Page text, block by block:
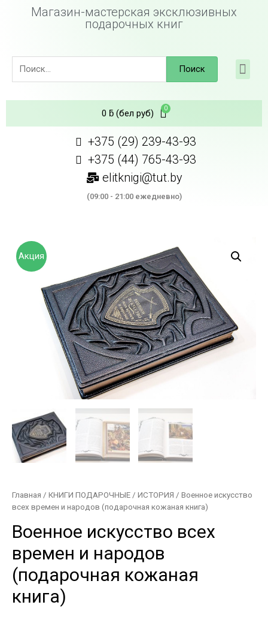
Магазин-мастерская эксклюзивных
подарочных книг
Поиск
0 ƃ(бел руб)
+375 (29) 239-43-93
+375 (44) 765-43-93
elitknigi@tut.by
(09:00 - 21:00 ежедневно)
Акция
Главная / КНИГИ ПОДАРОЧНЫЕ / ИСТОРИЯ / Военное искусство
всех времен и народов (подарочная кожаная книга)
Военное искусство всех
времен и народов
(подарочная кожаная
книга)